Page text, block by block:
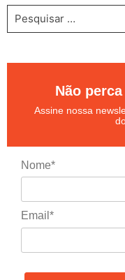
Não
Assine nossa
Nome*
Email*